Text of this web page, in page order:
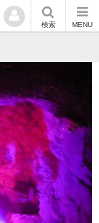
検索 MENU